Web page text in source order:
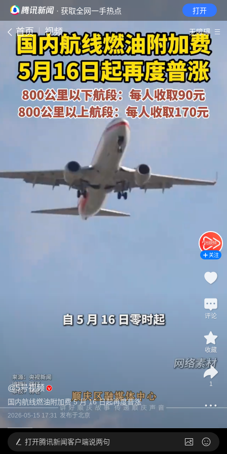
· 获取全网一手热点 打开
首页 视频 无障碍
@5号视频
国内航线燃油附加费 5 月 16 日起再度普涨
2026-05-15 17:31 发布于北京
关注
评论
收藏
1
打开腾讯新闻客户端说两句